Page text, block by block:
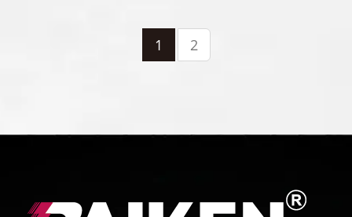
1 2